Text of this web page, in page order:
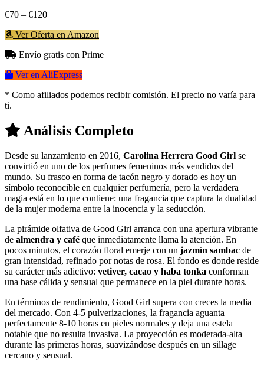
€70 – €120
Ver Oferta en Amazon
Envío gratis con Prime
Ver en AliExpress
* Como afiliados podemos recibir comisión. El precio no varía para
ti.
Análisis Completo
Desde su lanzamiento en 2016, Carolina Herrera Good Girl se
convirtió en uno de los perfumes femeninos más vendidos del
mundo. Su frasco en forma de tacón negro y dorado es hoy un
símbolo reconocible en cualquier perfumería, pero la verdadera
magia está en lo que contiene: una fragancia que captura la dualidad
de la mujer moderna entre la inocencia y la seducción.
La pirámide olfativa de Good Girl arranca con una apertura vibrante
de almendra y café que inmediatamente llama la atención. En
pocos minutos, el corazón floral emerje con un jazmín sambac de
gran intensidad, refinado por notas de rosa. El fondo es donde reside
su carácter más adictivo: vetiver, cacao y haba tonka conforman
una base cálida y sensual que permanece en la piel durante horas.
En términos de rendimiento, Good Girl supera con creces la media
del mercado. Con 4-5 pulverizaciones, la fragancia aguanta
perfectamente 8-10 horas en pieles normales y deja una estela
notable que no resulta invasiva. La proyección es moderada-alta
durante las primeras horas, suavizándose después en un sillage
cercano y sensual.